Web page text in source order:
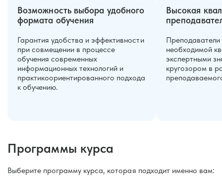
Возможность выбора удобного
формата обучения
Гарантия удобства и эффективности
при совмещении в процессе
обучения современных
информационных технологий и
практикоориентированного подхода
к обучению.
Высокая
необходимой
экспертными
кругозором в
Программы курса
Выберите программу курса, которая подходит именно вам: